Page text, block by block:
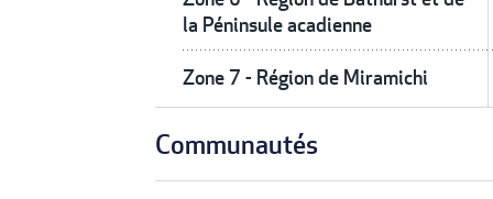
la Péninsule acadienne
Zone 7 - Région de Miramichi
Communautés